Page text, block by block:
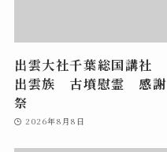
出雲大社千葉総国講社
出雲族 古墳慰霊 感謝
祭
2026年8月8日